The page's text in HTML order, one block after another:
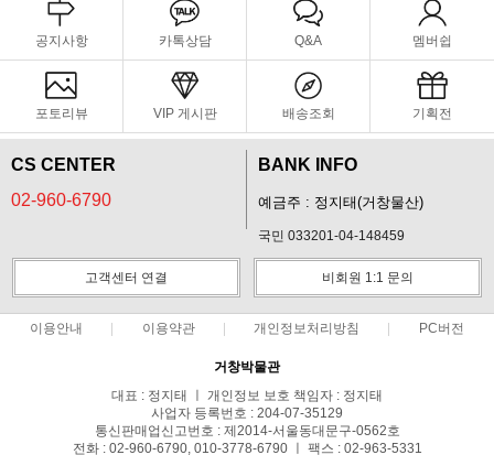
공지사항 카톡상담 Q&A 멤버쉽
포토리뷰 VIP 게시판 배송조회 기획전
CS CENTER
02-960-6790
BANK INFO
예금주 : 정지태(거창물산)
국민 033201-04-148459
고객센터 연결 비회원 1:1 문의
이용안내 이용약관 개인정보처리방침 PC버전
거창박물관
대표 : 정지태 ㅣ 개인정보 보호 책임자 : 정지태
사업자 등록번호 : 204-07-35129
통신판매업신고번호 : 제2014-서울동대문구-0562호
전화 : 02-960-6790, 010-3778-6790 ㅣ 팩스 : 02-963-5331